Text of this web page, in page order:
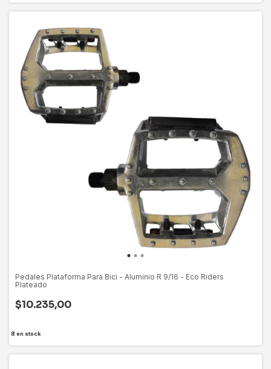
Pedales Plataforma Para Bici - Aluminio R 9/16 - Eco Riders
Plateado
$10.235,00
8 en stock